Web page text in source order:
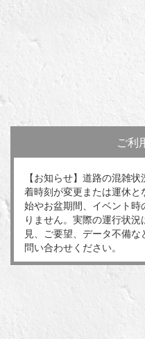
ご利
【お知らせ】道路の混雑
着時刻が変更または運休
始やお盆期間、イベント時
りません。実際の運行状
見、ご要望、データ不備な
問い合わせください。